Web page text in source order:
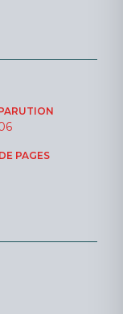
PAGES